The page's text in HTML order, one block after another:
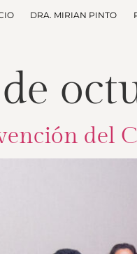
DRA. MIRIAN PINTO
del